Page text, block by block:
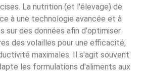
La nutrition (et l'élevage) de
à une technologie avancée et à
sur des données afin d'optimiser
des volailles pour une efficacité,
maximales. Il s'agit souvent
les formulations d'aliments aux